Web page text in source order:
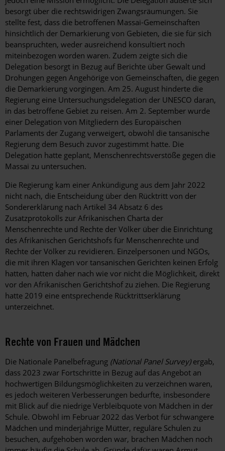
besorgt über die rechtswidrigen Zwangsräumungen. Sie
stellte fest, dass die betroffenen Massai-Gemeinschaften
hinsichtlich der Demarkierung von Gebieten, die sie für sich
beanspruchten, weder ausreichend konsultiert noch
miteinbezogen worden waren. Zudem zeigte sich die
Delegation besorgt in Bezug auf Berichte über Gewalt und
Drohungen gegen Angehörige von Gemeinschaften, die gegen
die Demarkierung vorgingen. Am 25. August hinderte die
Regierung eine Untersuchungsdelegation der UNESCO daran,
in das betroffene Gebiet zu reisen. Am 2. September wurde
einer Delegation von Mitgliedern des Europäischen
Parlaments der Zugang verweigert, obwohl die tansanische
Regierung dem Besuch zuvor zugestimmt hatte. Die
Delegation hatte geplant, Menschenrechtsverstöße gegen die
Massai zu untersuchen.
Die Regierung kam einer Ankündigung aus dem Jahr 2022
nicht nach, die Entscheidung über den Rücktritt von der
Sondererklärung nach Artikel 34 Absatz 6 des
Zusatzprotokolls zur Afrikanischen Charta der
Menschenrechte und Rechte der Völker über die Einrichtung
des Afrikanischen Gerichtshofs für Menschenrechte und
Rechte der Völker zu revidieren. Einzelpersonen und NGOs,
die mit ihren Klagen vor tansanischen Gerichten keinen Erfolg
hatten, hatten daher nach wie vor nicht die Möglichkeit, direkt
vor den Afrikanischen Gerichtshof zu ziehen. Die Regierung
hatte 2019 eine entsprechende Rücktrittserklärung
unterzeichnet.
Rechte von Frauen und Mädchen
Die Nationale Panelbefragung (National Panel Survey)ergab,
dass 2023 zwar Fortschritte in Bezug auf das Angebot an
hochwertigen Bildungsmöglichkeiten zu verzeichnen waren,
es jedoch weiteren Verbesserungen bedurfte, insbesondere
mit Blick auf die niedrige Verbleibquote von Mädchen in der
Schule. Obwohl im Februar 2022 das Verbot für schwangere
Mädchen und minderjährige Mütter, reguläre Schulen zu
besuchen, aufgehoben worden war, brachen Mädchen noch